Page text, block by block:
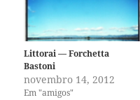
Littorai — Forchetta
Bastoni
novembro 14, 2012
Em "amigos"